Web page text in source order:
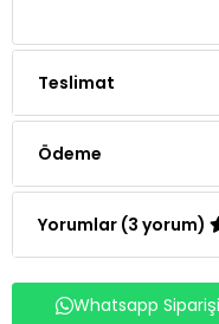
Teslimat
Ödeme
Yorumlar (3 yorum)
Whatsapp Siparişi